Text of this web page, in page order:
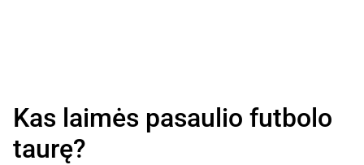
Kas laimės pasaulio futbolo
taurę?